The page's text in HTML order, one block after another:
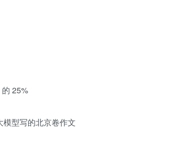
25%
型写的北京卷作文